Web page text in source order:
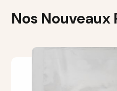
Nos Nouveaux